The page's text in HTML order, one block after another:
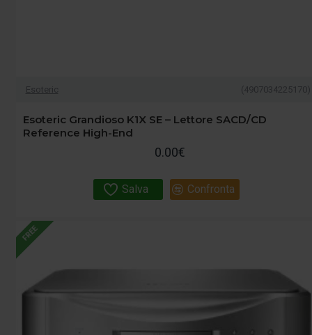
Esoteric (4907034225170)
Esoteric Grandioso K1X SE – Lettore SACD/CD
Reference High-End
0.00€
Salva Confronta
FREE